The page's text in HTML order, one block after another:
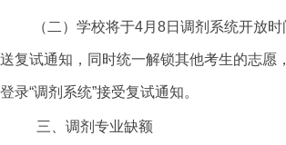
（二） 学校将于4月8日调剂系统开放
送复试通知 ，同时统一解锁其他考生的志
登录“调剂系统”接受复试通知。
三、调剂专业缺额